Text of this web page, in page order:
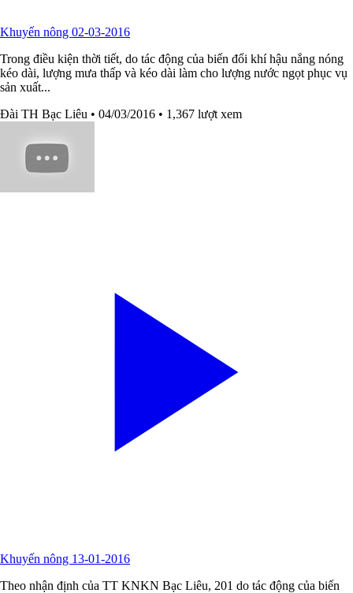
Khuyến nông 02-03-2016
Trong điều kiện thời tiết, do tác động của biến đổi khí hậu nắng nóng
kéo dài, lượng mưa thấp và kéo dài làm cho lượng nước ngọt phục vụ
sản xuất...
Đài TH Bạc Liêu • 04/03/2016 • 1,367 lượt xem
Khuyến nông 13-01-2016
Theo nhận định của TT KNKN Bạc Liêu, 201 do tác động của biến